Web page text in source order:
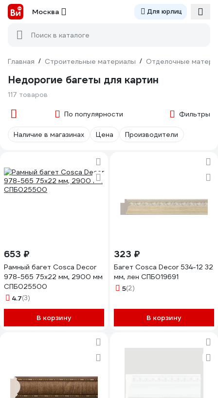
Москва Для юрлиц
Поиск в каталоге
Главная / Строительные материалы / Отделочные
Недорогие багеты для картин
117 товаров
По популярности Фильтры
Наличие в магазинах Цена Производители
653 ₽
Рамный багет Cosca Decor
978-565 75x22 мм, 2900 мм
СПБ025500
4.7(3)
В корзину
323 ₽
Багет Cosca Decor 534-12 32
мм, лен СПБ019691
5(2)
В корзину